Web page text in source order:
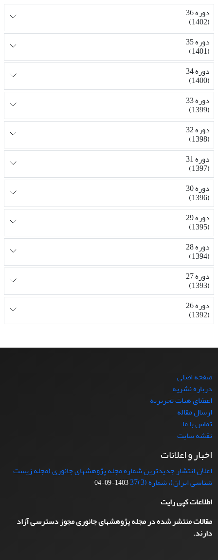
دوره 36
(1402)
دوره 35
(1401)
دوره 34
(1400)
دوره 33
(1399)
دوره 32
(1398)
دوره 31
(1397)
دوره 30
(1396)
دوره 29
(1395)
دوره 28
(1394)
دوره 27
(1393)
دوره 26
(1392)
صفحه اصلی
درباره نشریه
اعضای هیات تحریریه
ارسال مقاله
تماس با ما
نقشه سایت
اخبار و اعلانات
اعلان انتشار جدیدترین شماره مجله پژوهشهای جانوری (مجله زیست
شناسی ایران)، شماره (3)37
1403-09-04
اطلاعات کپی رایت
مقالات منتشر شده در مجله پژوهشهای جانوری مجوز دسترسی آزاد
دارند.